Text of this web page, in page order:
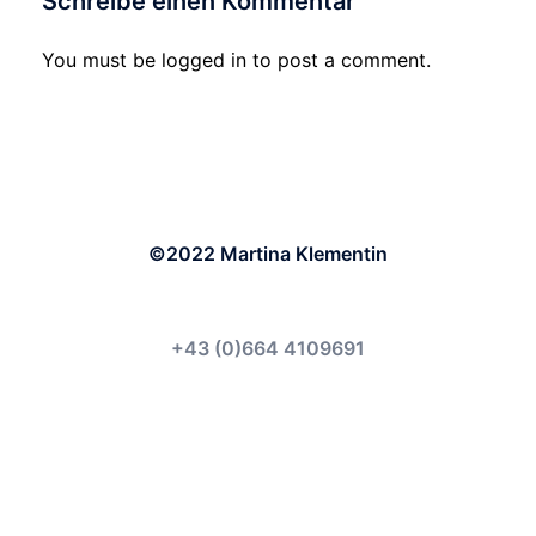
You must be logged in to post a comment.
©2022 Martina Klementin
+43 (0)664 4109691